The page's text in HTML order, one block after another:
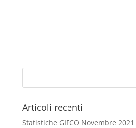
Articoli recenti
Statistiche GIFCO Novembre 2021